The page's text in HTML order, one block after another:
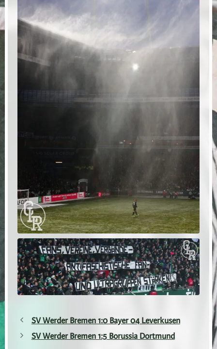
SV Werder Bremen 1:0 Bayer 04 Leverkusen
SV Werder Bremen 1:5 Borussia Dortmund